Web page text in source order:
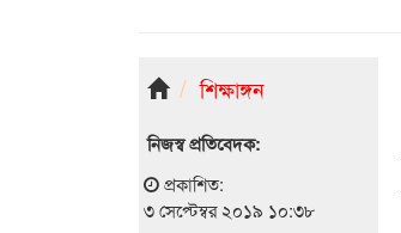
শিক্ষাঙ্গন
নিজস্ব প্রতিবেদক:
প্রকাশিত:
৩ সেপ্টেম্বর ২০১৯ ১০:৩৮